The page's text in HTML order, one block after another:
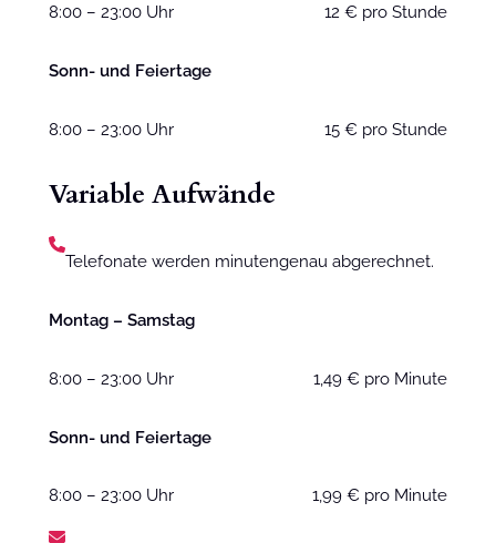
8:00 – 23:00 Uhr 12 € pro Stunde
Sonn- und Feiertage
8:00 – 23:00 Uhr 15 € pro Stunde
Variable Aufwände
Telefonate werden minutengenau abgerechnet.
Montag – Samstag
8:00 – 23:00 Uhr 1,49 € pro Minute
Sonn- und Feiertage
8:00 – 23:00 Uhr 1,99 € pro Minute